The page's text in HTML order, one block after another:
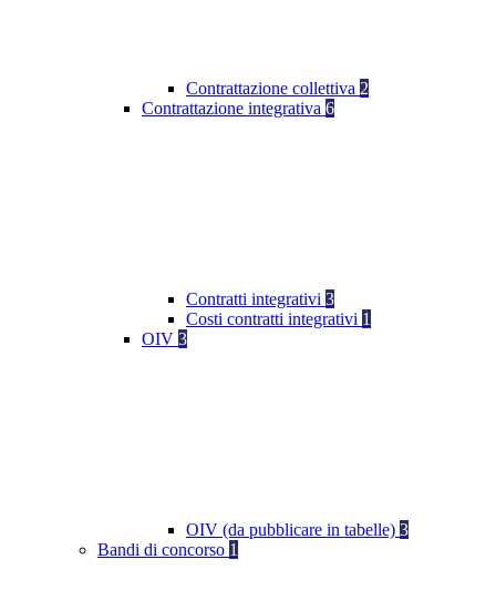
Contrattazione collettiva 2
Contrattazione integrativa 6
Contratti integrativi 3
Costi contratti integrativi 1
OIV 3
OIV (da pubblicare in tabelle) 3
Bandi di concorso 1